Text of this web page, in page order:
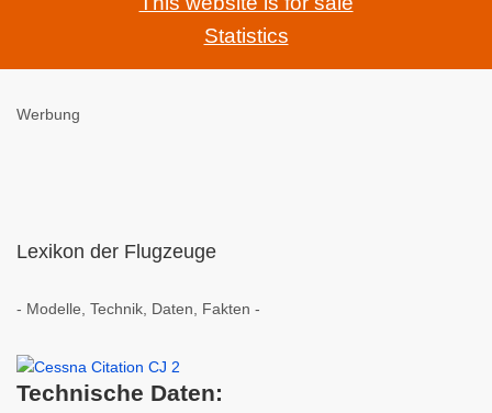
Statistics
Werbung
Lexikon der Flugzeuge
- Modelle, Technik, Daten, Fakten -
Technische Daten: